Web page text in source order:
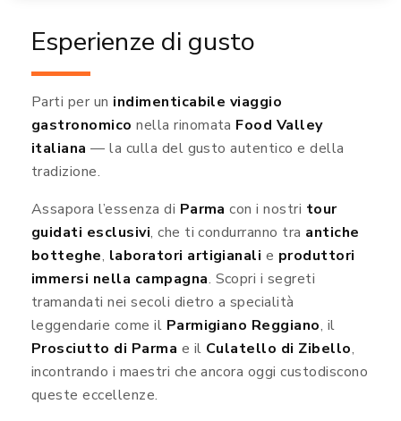
Esperienze di gusto
Parti per un indimenticabile viaggio
gastronomico nella rinomata Food Valley
italiana — la culla del gusto autentico e della
tradizione.
Assapora l’essenza di Parma con i nostri tour
guidati esclusivi, che ti condurranno tra antiche
botteghe, laboratori artigianali e produttori
immersi nella campagna. Scopri i segreti
tramandati nei secoli dietro a specialità
leggendarie come il Parmigiano Reggiano, il
Prosciutto di Parma e il Culatello di Zibello,
incontrando i maestri che ancora oggi custodiscono
queste eccellenze.